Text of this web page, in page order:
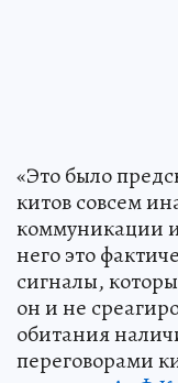
«Это было
китов совсем
коммуникации
него это
сигналы,
он и не
обитания
переговорами